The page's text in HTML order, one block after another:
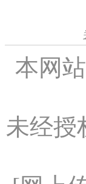
本网
未经授